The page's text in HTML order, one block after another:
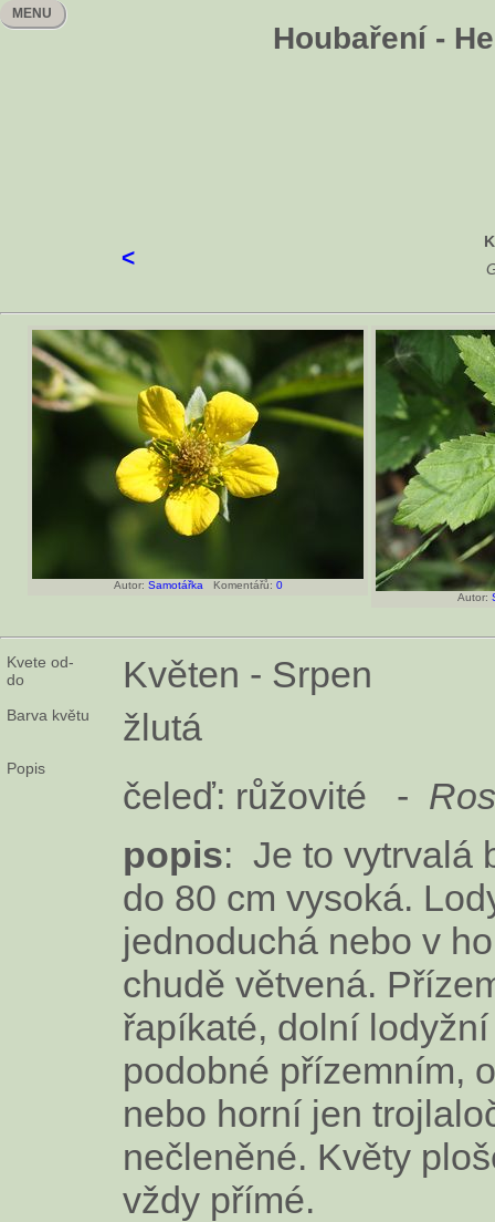
Houbaření -
MENU
<
Autor: Samotářka Komentářů: 0
Autor:
Kvete od-
do
Květen - Srpen
Barva květu žlutá
Popis
čeleď: růžovité -
popis: Je to vytrvalá
do 80 cm vysoká.
jednoduchá nebo v
chudě větvená.
řapíkaté, dolní
podobné přízemním,
nebo horní jen
nečleněné. Květy
vždy přímé.